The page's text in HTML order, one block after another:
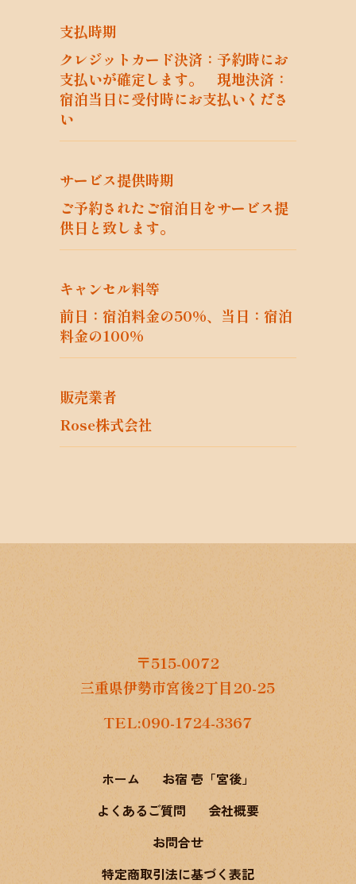
支払時期
クレジットカード決済：予約時にお
支払いが確定します。 現地決済：
宿泊当日に受付時にお支払いくださ
い
サービス提供時期
ご予約されたご宿泊日をサービス提
供日と致します。
キャンセル料等
前日：宿泊料金の50%、当日：宿泊
料金の100%
販売業者
Rose株式会社
た窓口にて、個人データの取扱いに関する
ご質問・相談及び苦情を受け付けることと
しています。
当社は、取得、利用、保存、提供、削除・
廃棄等の段階ごとに、取扱方法、責任者・
担当者及びその任務等を定めます。
個人データの取扱いに関する責任者を設置
個人データが取り扱われていることを責任
者が確認します。また、当社は、法令等や
内部規程等に違反している事実またはその
おそれを把握した場合の従業者から責任者
に対する報告連絡体制を整備します。さら
者が定期的な点検を行います。
個人データの取扱いに関する留意事項につ
いて、従業員に必要な研修を実施します。
個人データを取り扱うことのできる従業者
及び本人以外が容易に個人データを閲覧で
きない措置を実施します。また、個人デー
タを取り扱う機器、電子媒体及び書類等の
データを取り扱う情報システムが機器のみ
事業所内の移動を含め、当該機器、電子媒
体等を持ち運ぶ場合、容易に個人データが
判明しないよう措置を実施します。
び当該機器を取り扱う従業者を明確化し、
す。個人データを取り扱う機器を外部から
の不正アクセス又は不正ソフトウェアから
保護する仕組みを導入します。
録された機器及び電子媒体等を廃棄した場
合、責任者が確認をします。
〒515‐0072
三重県伊勢市宮後2丁目20‐25
TEL:090-1724-3367
ホーム
お宿 壱「宮後」
よくあるご質問
会社概要
お問合せ
特定商取引法に基づく表記